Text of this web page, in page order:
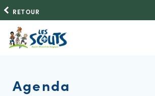
RETOUR
Agenda